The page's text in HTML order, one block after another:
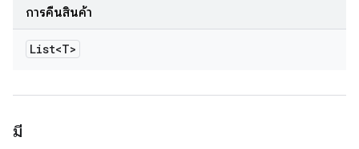
การคืนสินค้า
List<T>
มี